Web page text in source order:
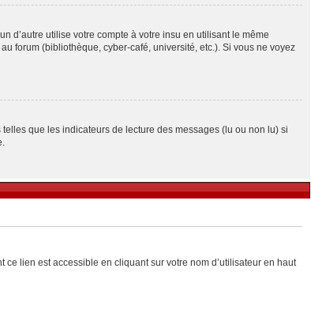
d’autre utilise votre compte à votre insu en utilisant le même
forum (bibliothèque, cyber-café, université, etc.). Si vous ne voyez
que les indicateurs de lecture des messages (lu ou non lu) si
ce lien est accessible en cliquant sur votre nom d’utilisateur en haut